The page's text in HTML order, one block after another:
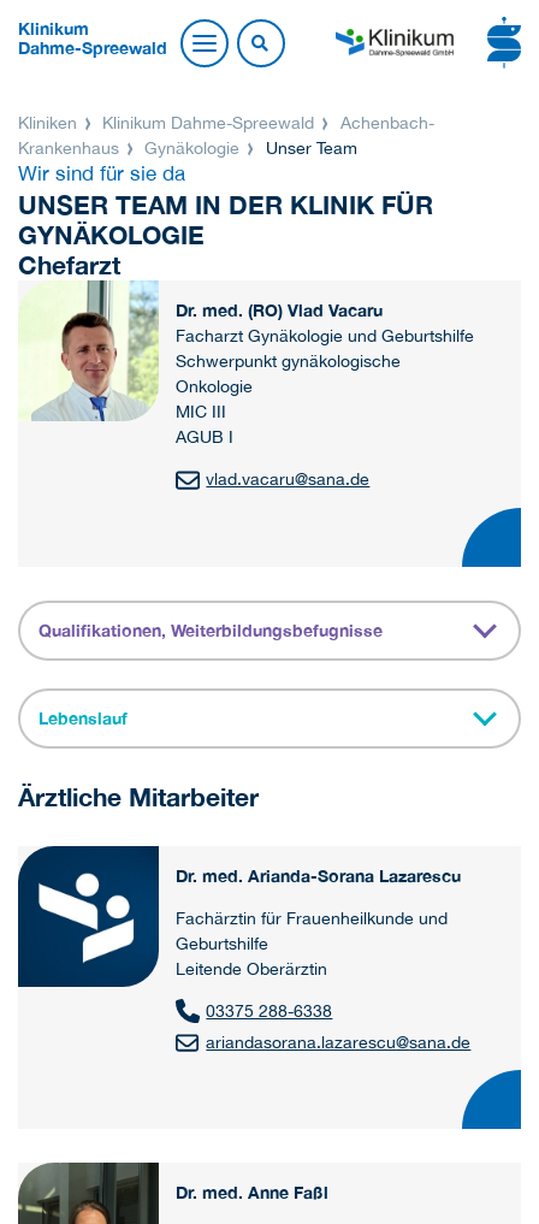
Klinikum
Dahme-Spreewald
Kliniken Klinikum Dahme-Spreewald
Achenbach-
Krankenhaus
Gynäkologie Unser Team
Wir sind für sie da
UNSER TEAM IN DER KLINIK FÜR
GYNÄKOLOGIE
Chefarzt
Dr. med. (RO) Vlad Vacaru
Facharzt Gynäkologie und Geburtshilfe
Schwerpunkt gynäkologische
Onkologie
MIC III
AGUB I
vlad.vacaru@sana.de
Qualifikationen, Weiterbildungsbefugnisse
Lebenslauf
Ärztliche Mitarbeiter
Dr. med. Arianda-Sorana Lazarescu
Fachärztin für Frauenheilkunde und
Geburtshilfe
Leitende Oberärztin
03375 288-6338
ariandasorana.lazarescu@sana.de
Dr. med. Anne Faßl